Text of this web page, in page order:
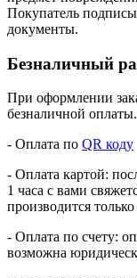
Покупатель
документы.
Безналичный
При оформлении
безналичной оплаты.
- Оплата по QR коду
- Оплата картой:
1 часа с вами
производится
- Оплата по счету:
возможна